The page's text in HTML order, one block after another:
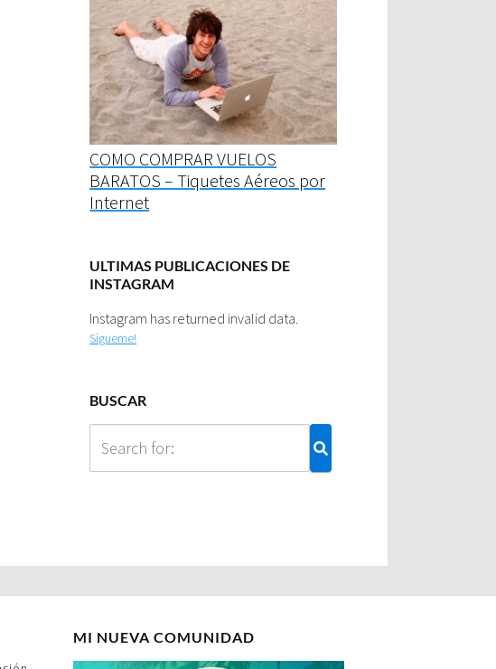
COMO COMPRAR VUELOS
BARATOS – Tiquetes Aéreos por
Internet
ULTIMAS PUBLICACIONES DE
INSTAGRAM
Instagram has returned invalid data.
Sígueme!
BUSCAR
MI NUEVA COMUNIDAD